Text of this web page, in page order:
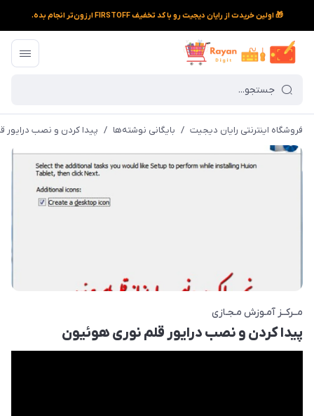
🎁 اولین خریدت از رایان دیجیت رو با کد تخفیف FIRSTOFF ارزون‌تر انجام بده.
فروشگاه اینترنتی رایان دیجیت / بایگانی نوشته‌ها / پیدا کردن و نصب درایور
مــرکــز آمـوزش مـجـازی
پیدا کردن و نصب درایور قلم نوری هوئیون